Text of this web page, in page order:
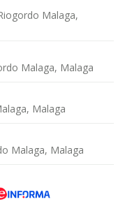
Malaga,
Malaga, Malaga
Malaga
Malaga, Malaga